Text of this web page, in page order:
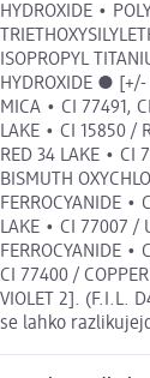
HYDROXIDE •
ISOPROPYL
HYDROXIDE ● [+/-
MICA • CI 77491,
LAKE • CI 15850 /
RED 34 LAKE • CI
BISMUTH
FERROCYANIDE
LAKE • CI 77007 /
FERROCYANIDE •
CI 77400 /
VIOLET 2]. (F.I.L.
se lahko